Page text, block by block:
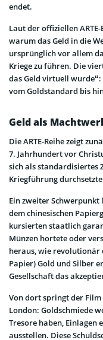
endet.
Laut der offiziellen
warum das Geld in die
ursprünglich vor allem
Kriege zu führen. Die
das Geld virtuell
vom Goldstandard bis
Geld als
Die ARTE-Reihe zeigt
7. Jahrhundert vor
sich als standardisiertes
Kriegführung
Ein zweiter
dem chinesischen
kursierten staatlich
Münzen hortete oder
heraus, wie revolutionär
Papier) Gold und Silber
Gesellschaft das
Von dort springt der
London: Goldschmiede
Tresore haben, Einlagen
ausstellen. Diese